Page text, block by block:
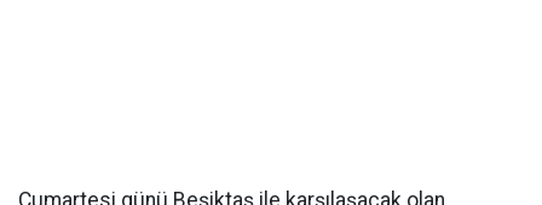
Cumartesi günü Beşiktaş ile karşılaşacak olan